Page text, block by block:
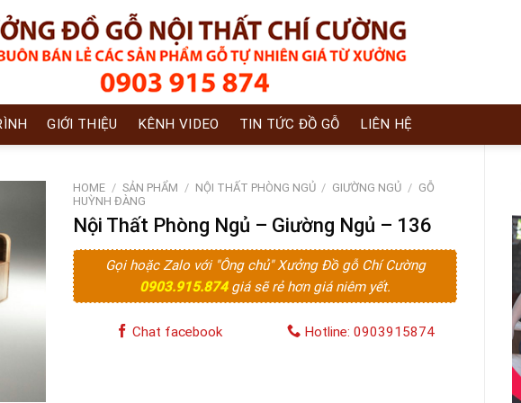
GIỚI THIỆU KÊNH VIDEO TIN TỨC ĐỒ GỖ LIÊN HỆ
HOME / SẢN PHẨM / NỘI THẤT PHÒNG NGỦ / GIƯỜNG NGỦ / GỖ
HUỲNH ĐÀNG
Nội Thất Phòng Ngủ – Giường Ngủ – 136
Gọi hoặc Zalo với "Ông chủ" Xưởng Đồ gỗ Chí Cường
0903.915.874 giá sẽ rẻ hơn giá niêm yết.
Chat facebook Hotline: 0903915874